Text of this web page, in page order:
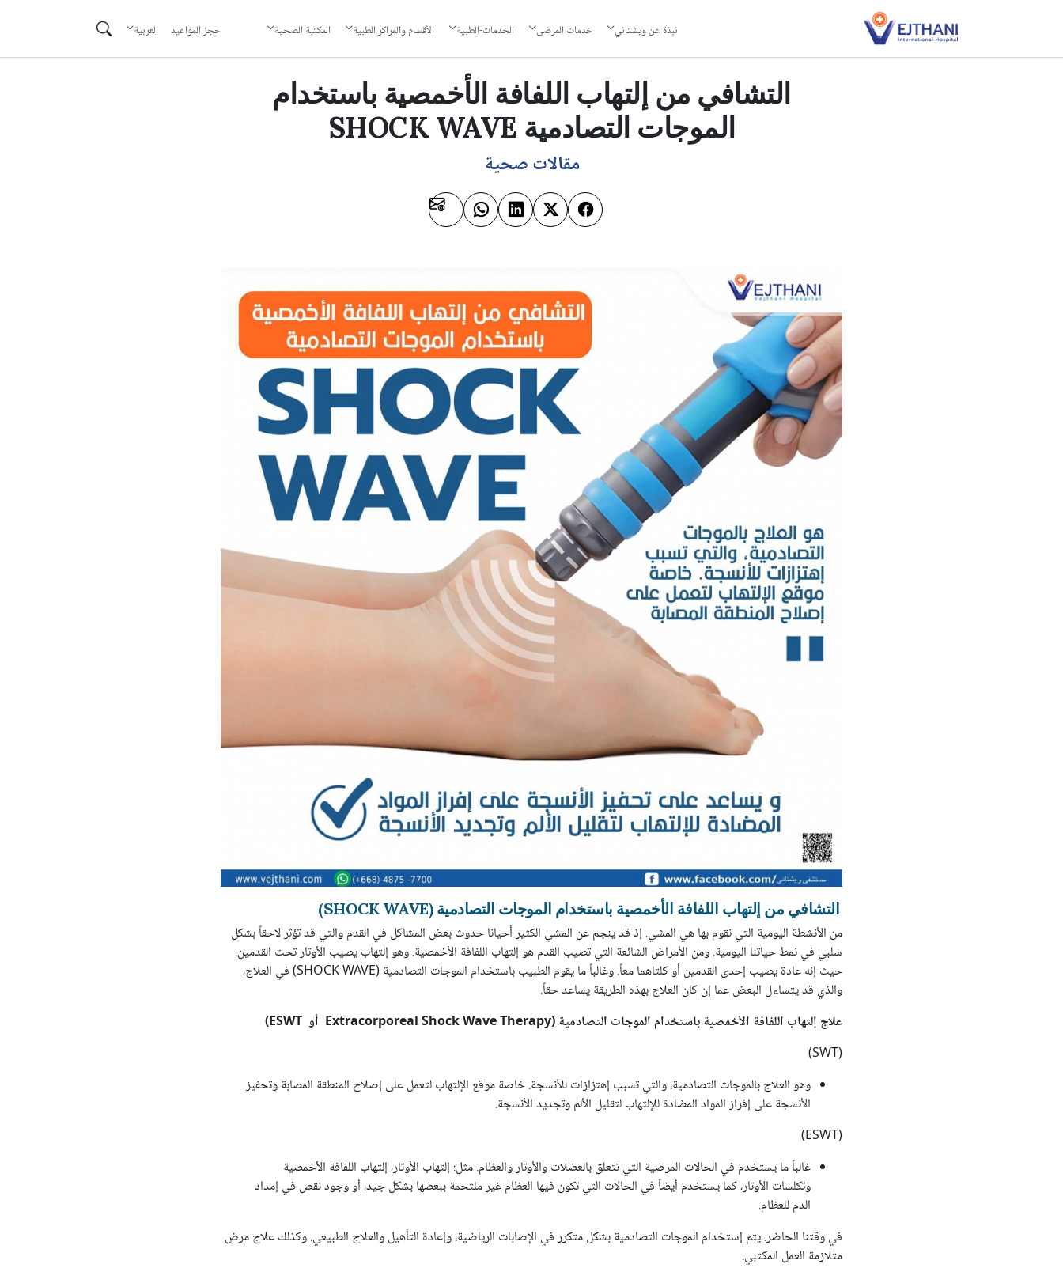
نبذة عن ويشتاني خدمات المرضى الخدمات-الطبية الأقسام والمراكز الطبية المكتبة الصحية حجز المواعيد العربية
التشافي من إلتهاب اللفافة الأخمصية باستخدام
الموجات التصادمية SHOCK WAVE
مقالات صحية
التشافي من إلتهاب اللفافة الأخمصية باستخدام الموجات التصادمية (SHOCK WAVE)
من الأنشطة اليومية التي نقوم بها هي المشي. إذ قد ينجم عن المشي الكثير أحيانا حدوث بعض المشاكل في القدم والتي قد تؤثر لاحقاً بشكل
سلبي في نمط حياتنا اليومية. ومن الأمراض الشائعة التي تصيب القدم هو إلتهاب اللفافة الأخمصية. وهو إلتهاب يصيب الأوتار تحت القدمين.
حيث إنه عادة يصيب إحدى القدمين أو كلتاهما معاً. وغالباً ما يقوم الطبيب باستخدام الموجات التصادمية (SHOCK WAVE) في العلاج،
والذي قد يتساءل البعض عما إن كان العلاج بهذه الطريقة يساعد حقاً.
علاج إلتهاب اللفافة الأخمصية باستخدام الموجات التصادمية (Extracorporeal Shock Wave Therapy أو ESWT
)
(SWT)
وهو العلاج بالموجات التصادمية، والتي تسبب إهتزازات للأنسجة. خاصة موقع الإلتهاب لتعمل على إصلاح المنطقة المصابة وتحفيز
الأنسجة على إفراز المواد المضادة للإلتهاب لتقليل الألم وتجديد الأنسجة.
(ESWT)
غالباً ما يستخدم في الحالات المرضية التي تتعلق بالعضلات والأوتار والعظام. مثل: إلتهاب الأوتار، إلتهاب اللفافة الأخمصية
وتكلسات الأوتار، كما يستخدم أيضاً في الحالات التي تكون فيها العظام غير ملتحمة ببعضها بشكل جيد، أو وجود نقص في إمداد
الدم للعظام.
في وقتنا الحاضر. يتم إستخدام الموجات التصادمية بشكل متكرر في الإصابات الرياضية، وإعادة التأهيل والعلاج الطبيعي. وكذلك علاج مرض
متلازمة العمل المكتبي.